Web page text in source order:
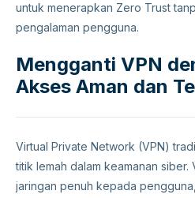
untuk menerapkan Zero Trust
pengalaman pengguna.
Mengganti VPN
Akses Aman dan
Virtual Private Network (VPN)
titik lemah dalam keamanan siber.
jaringan penuh kepada